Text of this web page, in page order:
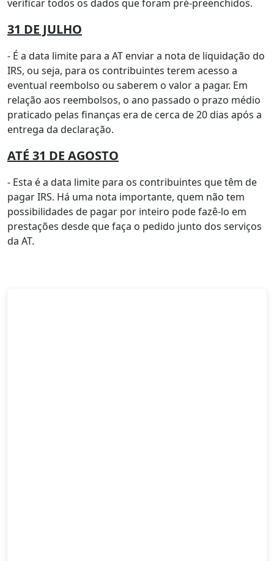
verificar todos os dados que foram pré-preenchidos.
31 DE JULHO
- É a data limite para a AT enviar a nota de liquidação do
IRS, ou seja, para os contribuintes terem acesso a
eventual reembolso ou saberem o valor a pagar. Em
relação aos reembolsos, o ano passado o prazo médio
praticado pelas finanças era de cerca de 20 dias após a
entrega da declaração.
ATÉ 31 DE AGOSTO
- Esta é a data limite para os contribuintes que têm de
pagar IRS. Há uma nota importante, quem não tem
possibilidades de pagar por inteiro pode fazê-lo em
prestações desde que faça o pedido junto dos serviços
da AT.